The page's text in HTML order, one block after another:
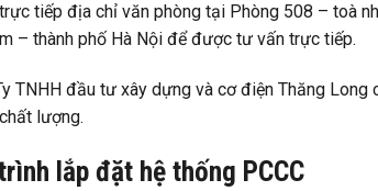
tiếp địa chỉ văn phòng tại Phòng 508 – toà
– thành phố Hà Nội để được tư vấn trực tiếp.
TNHH đầu tư xây dựng và cơ điện Thăng Long
lượng.
lắp đặt hệ thống PCCC